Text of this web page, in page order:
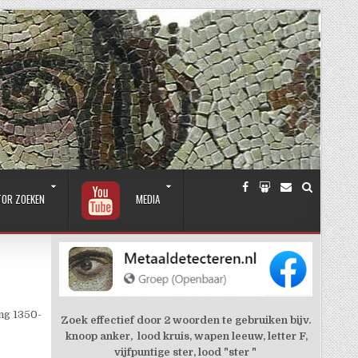
ZOEKEN MEDIA
1350-
Zoek effectief door 2 woorden te gebruiken bijv.
knoop anker, lood kruis, wapen leeuw, letter F,
vijfpuntige ster, lood "ster "